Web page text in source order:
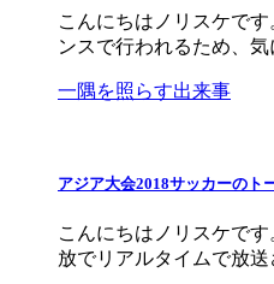
こんにちはノリスケで
ンスで行われるため、気
一隅を照らす出来事
アジア大会2018サッカーのト
こんにちはノリスケで
放でリアルタイムで放送